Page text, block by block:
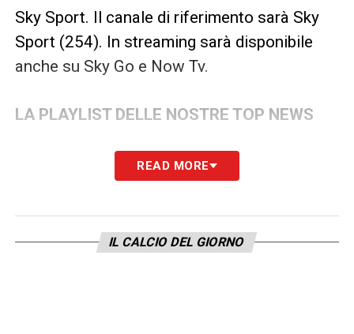
Sky Sport. Il canale di riferimento sarà Sky
Sport (254). In streaming sarà disponibile
anche su Sky Go e Now Tv.
LA PLAYLIST DELLE NOSTRE TOP NEWS
READ MORE
IL CALCIO DEL GIORNO